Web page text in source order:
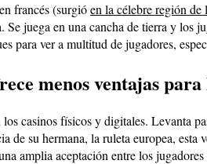
francés (surgióen la célebre región de
juega en una cancha de tierra y
para ver a multitud de jugadores,
menos ventajas
casinos físicos y digitales. Levanta
de su hermana, la ruleta europea,
amplia aceptación entre los jugadores